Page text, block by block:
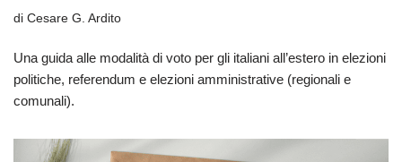
di Cesare G. Ardito
Una guida alle modalità di voto per gli italiani all’estero in elezioni
politiche, referendum e elezioni amministrative (regionali e
comunali).